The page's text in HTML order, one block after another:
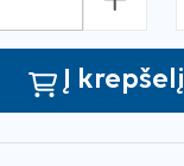
Į krepšelį